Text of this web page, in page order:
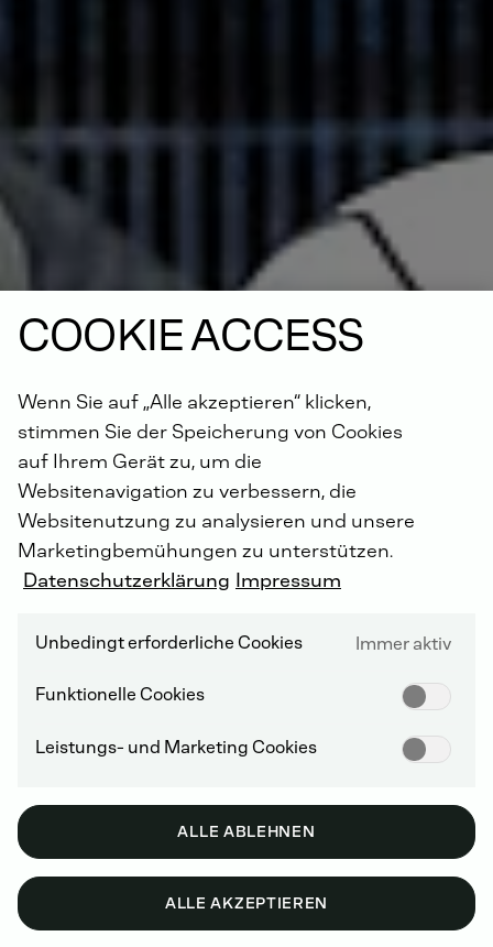
COOKIE ACCESS
Wenn Sie auf „Alle akzeptieren“ klicken,
stimmen Sie der Speicherung von Cookies
auf Ihrem Gerät zu, um die
Websitenavigation zu verbessern, die
Websitenutzung zu analysieren und unsere
Marketingbemühungen zu unterstützen.
Datenschutzerklärung Impressum
Unbedingt erforderliche Cookies Immer aktiv
Funktionelle Cookies
Leistungs- und Marketing Cookies
ALLE ABLEHNEN
ALLE AKZEPTIEREN